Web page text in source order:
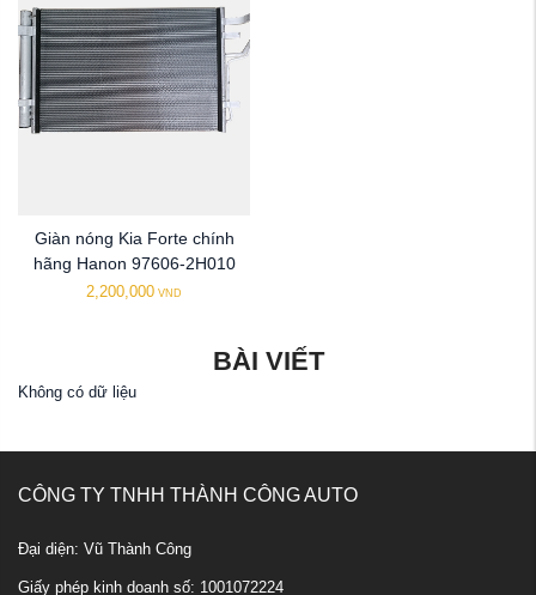
Giàn nóng Kia Forte chính
hãng Hanon 97606-2H010
2,200,000 VND
BÀI VIẾT
Không có dữ liệu
CÔNG TY TNHH THÀNH CÔNG AUTO
Đại diện: Vũ Thành Công
Giấy phép kinh doanh số: 1001072224